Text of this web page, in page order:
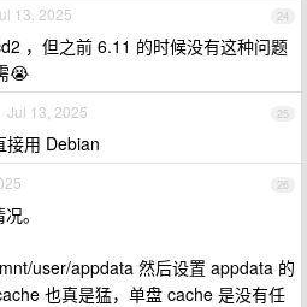
24
13, 2025
，但之前 6.11 的时候没有这种问题
😭
25
Jul 13, 2025
接用 Debian
26
。
user/appdata 然后设置 appdata 的
也真是猛，单盘 cache 是没有任